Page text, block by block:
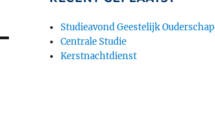
Studieavond Geestelijk Ouderschap
Centrale Studie
Kerstnachtdienst